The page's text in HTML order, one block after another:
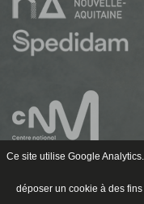
Ce site utilise Google
déposer un cookie à des